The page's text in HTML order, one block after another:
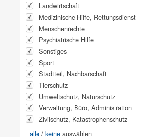
Landwirtschaft
Medizinische Hilfe, Rettungsdienst
Menschenrechte
Psychiatrische Hilfe
Sonstiges
Sport
Stadtteil, Nachbarschaft
Tierschutz
Umweltschutz, Naturschutz
Verwaltung, Büro, Administration
Zivilschutz, Katastrophenschutz
alle / keine auswählen